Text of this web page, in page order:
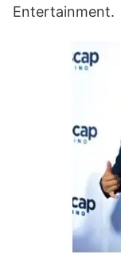
Entertainment.